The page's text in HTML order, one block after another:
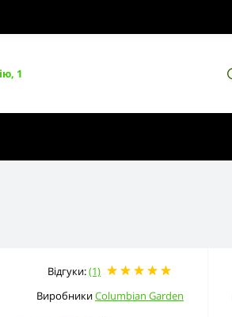
1
Відгуки:(1)
ВиробникиColumbian Garden